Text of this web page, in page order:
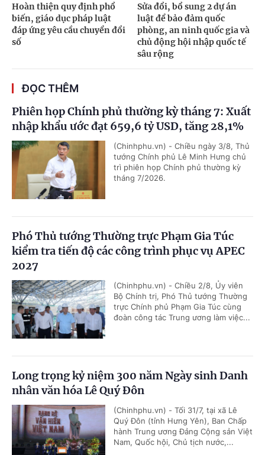
Hoàn thiện quy định phổ
biến, giáo dục pháp luật
đáp ứng yêu cầu chuyển đổi
số
Sửa đổi, bổ sung 2 dự án
luật để bảo đảm quốc
phòng, an ninh quốc gia và
chủ động hội nhập quốc tế
sâu rộng
ĐỌC THÊM
Phiên họp Chính phủ thường kỳ tháng 7: Xuất
nhập khẩu ước đạt 659,6 tỷ USD, tăng 28,1%
(Chinhphu.vn) - Chiều ngày 3/8, Thủ
tướng Chính phủ Lê Minh Hưng chủ
trì phiên họp Chính phủ thường kỳ
tháng 7/2026.
Phó Thủ tướng Thường trực Phạm Gia Túc
kiểm tra tiến độ các công trình phục vụ APEC
2027
(Chinhphu.vn) - Chiều 2/8, Ủy viên
Bộ Chính trị, Phó Thủ tướng Thường
trực Chính phủ Phạm Gia Túc cùng
đoàn công tác Trung ương làm việc...
Long trọng kỷ niệm 300 năm Ngày sinh Danh
nhân văn hóa Lê Quý Đôn
(Chinhphu.vn) - Tối 31/7, tại xã Lê
Quý Đôn (tỉnh Hưng Yên), Ban Chấp
hành Trung ương Đảng Cộng sản Việt
Nam, Quốc hội, Chủ tịch nước,...